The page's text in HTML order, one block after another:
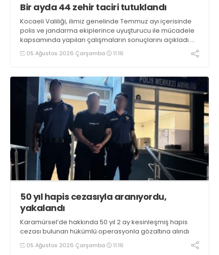
Bir ayda 44 zehir taciri tutuklandı
Kocaeli Valiliği, ilimiz genelinde Temmuz ayı içerisinde
polis ve jandarma ekiplerince uyuşturucu ile mücadele
kapsamında yapılan çalışmaların sonuçlarını açıkladı.
Çalışmalar sonucunda uyuşturucu ve uyarıcı madde
kullanan, ticaretini ve sevkiyatını yapan 44 şahıs
05 Ağustos 2026 Çarşamba 11:16
50 yıl hapis cezasıyla aranıyordu,
yakalandı
Karamürsel’de hakkında 50 yıl 2 ay kesinleşmiş hapis
cezası bulunan hükümlü operasyonla gözaltına alındı
05 Ağustos 2026 Çarşamba 11:16